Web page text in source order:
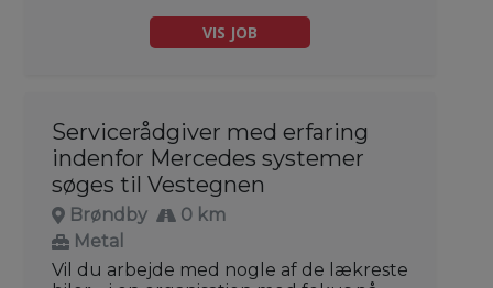
VIS JOB
Servicerådgiver med erfaring
indenfor Mercedes systemer
søges til Vestegnen
Brøndby
0 km
Metal
Vil du arbejde med nogle af de lækreste